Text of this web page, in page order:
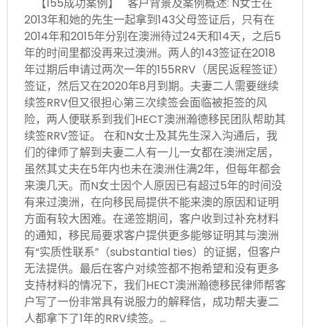
2013年和她的先生一起拿到143父母签证后，只有在
2014年和2015年分别在澳洲待过24天和14天，之后5
年的时间里都没再来过澳洲。两人的143签证在2018
年过期后申请过两次一年的155RRV（居民返程签证）
签证，然后又在2020年8月到期。夫妻二人需要继续
续签RRV但又很担心第三次续签会面临被拒签的风
险，两人便联系到我们HECT澳洲瀚德移民团队帮助其
续签RRV签证。 在和N女士及其先生深入沟通后，我
们的律师了解到夫妻二人有一儿一女都在澳洲定居，
虽然其丈夫在5年内也未在澳洲住满2年，但每年都会
来澳几天。而N女士因个人原因已有超过5年的时间没
有来过澳洲，在向移民局提供不能来澳的原因和证明
方面有较大困难。在递签期间，客户收到过补充材料
的通知，移民局要求客户提供更多能够证明其与澳洲
有“实质性联系”（substantial ties）的证据，但客户
无法提供。最后在客户对续签都不抱希望和没有更多
支持材料的情况下，我们HECT澳洲瀚德移民律师帮客
户写了一份非常具有说服力的解释信，成功帮夫妻二
人都拿下了1年的RRV续签。…